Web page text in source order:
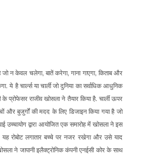
न केवल चलेगा, बातें करेगा, गाना गाएगा, किताब और
ये है चार्ल्स या चार्ली जो दुनिया का सर्वाधिक आधुनिक
प्रोफेसर राजीव खोसला ने तैयार किया है. चार्ली ऊपर
और बुजुर्गों की मदद के लिए डिजाइन किया गया है जो
उच्चायोग द्वारा आयोजित एक समारोह में खोसला ने इस
यह रोबोट लगातार बच्चे पर नजर रखेगा और उसे याद
ने जापानी इलैक्ट्रोनिक कंपनी एनईसी कोर के साथ